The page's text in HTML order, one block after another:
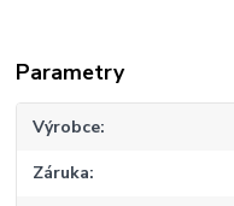
Parametry
Výrobce
Záruka